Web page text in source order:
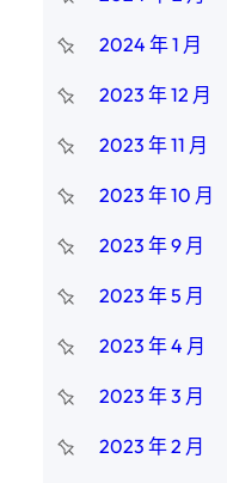
2024 年 1 月
2023 年 12 月
2023 年 11 月
2023 年 10 月
2023 年 9 月
2023 年 5 月
2023 年 4 月
2023 年 3 月
2023 年 2 月